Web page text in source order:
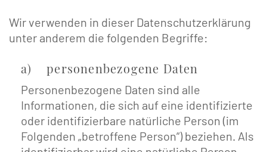
Wir verwenden in dieser Datenschutzerklärung
unter anderem die folgenden Begriffe:
a) personenbezogene Daten
Personenbezogene Daten sind alle
Informationen, die sich auf eine identifizierte
oder identifizierbare natürliche Person (im
Folgenden „betroffene Person“) beziehen. Als